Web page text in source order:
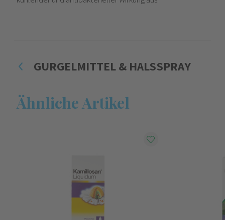
GURGELMITTEL & HALSSPRAY
Ähnliche Artikel